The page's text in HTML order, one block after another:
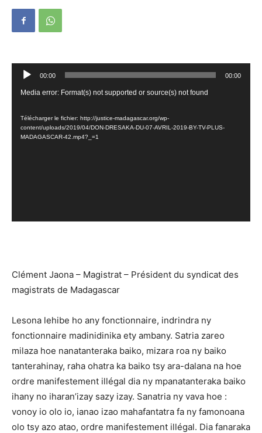
Lecteur 00:00 00:00
Lecteur
Media error: Format(s) not supported or source(s) not found
Télécharger le fichier: http://justice-madagascar.org/wp-
content/uploads/2019/04/DON-DRESAKA-DU-07-AVRIL-2019-BY-TV-PLUS-
MADAGASCAR-42.mp4?_=1
Clément Jaona – Magistrat – Président du syndicat des
magistrats de Madagascar
Lesona lehibe ho any fonctionnaire, indrindra ny
fonctionnaire madinidinika ety ambany. Satria zareo
milaza hoe nanatanteraka baiko, mizara roa ny baiko
tanterahinay, raha ohatra ka baiko tsy ara-dalana na hoe
ordre manifestement illégal dia ny mpanatanteraka baiko
ihany no iharan’izay sazy izay. Sanatria ny vava hoe :
vonoy io olo io, ianao izao mahafantatra fa ny famonoana
olo tsy azo atao, ordre manifestement illégal. Dia fanaraka